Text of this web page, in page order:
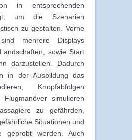
in entsprechenden
um die Szenarien
zu gestalten. Vorne
mehrere Displays
sowie Start
darzustellen. Dadurch
in der Ausbildung das
Knopfabfolgen
Flugmanöver simulieren
zu gefährden,
Situationen und
geprobt werden. Auch